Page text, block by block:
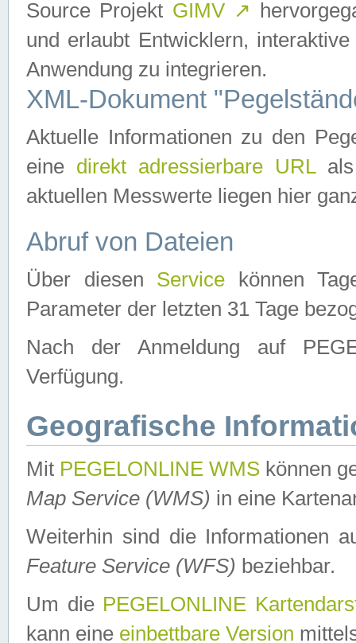
Source Projekt GIMV ↗
und erlaubt Entwicklern,
Anwendung zu integrieren.
XML-Dokument
Aktuelle Informationen zu den
eine direkt adressierbare URLals
aktuellen Messwerte liegen hier
Abruf von Dateien
Über diesen Service können
Parameter der letzten 31 Tage
Nach der Anmeldung auf
Verfügung.
Geografische
Mit PEGELONLINE WMS können
Map Service (WMS) in eine
Weiterhin sind die Informationen
Feature Service (WFS) beziehbar.
Um die PEGELONLINE
kann eine einbettbare Version